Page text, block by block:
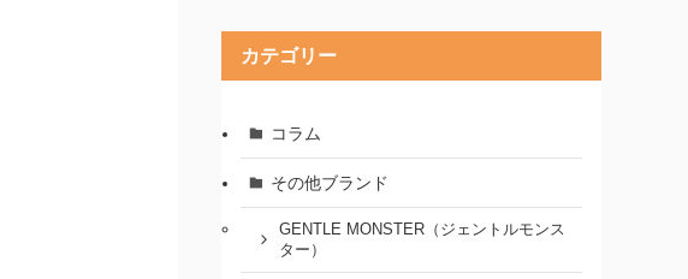
カテゴリー
コラム
その他ブランド
GENTLE MONSTER（ジェントルモンス
ター）